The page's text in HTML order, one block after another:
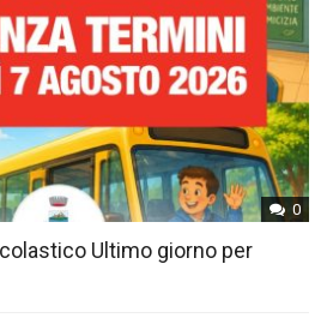
0
Ultimo giorno per